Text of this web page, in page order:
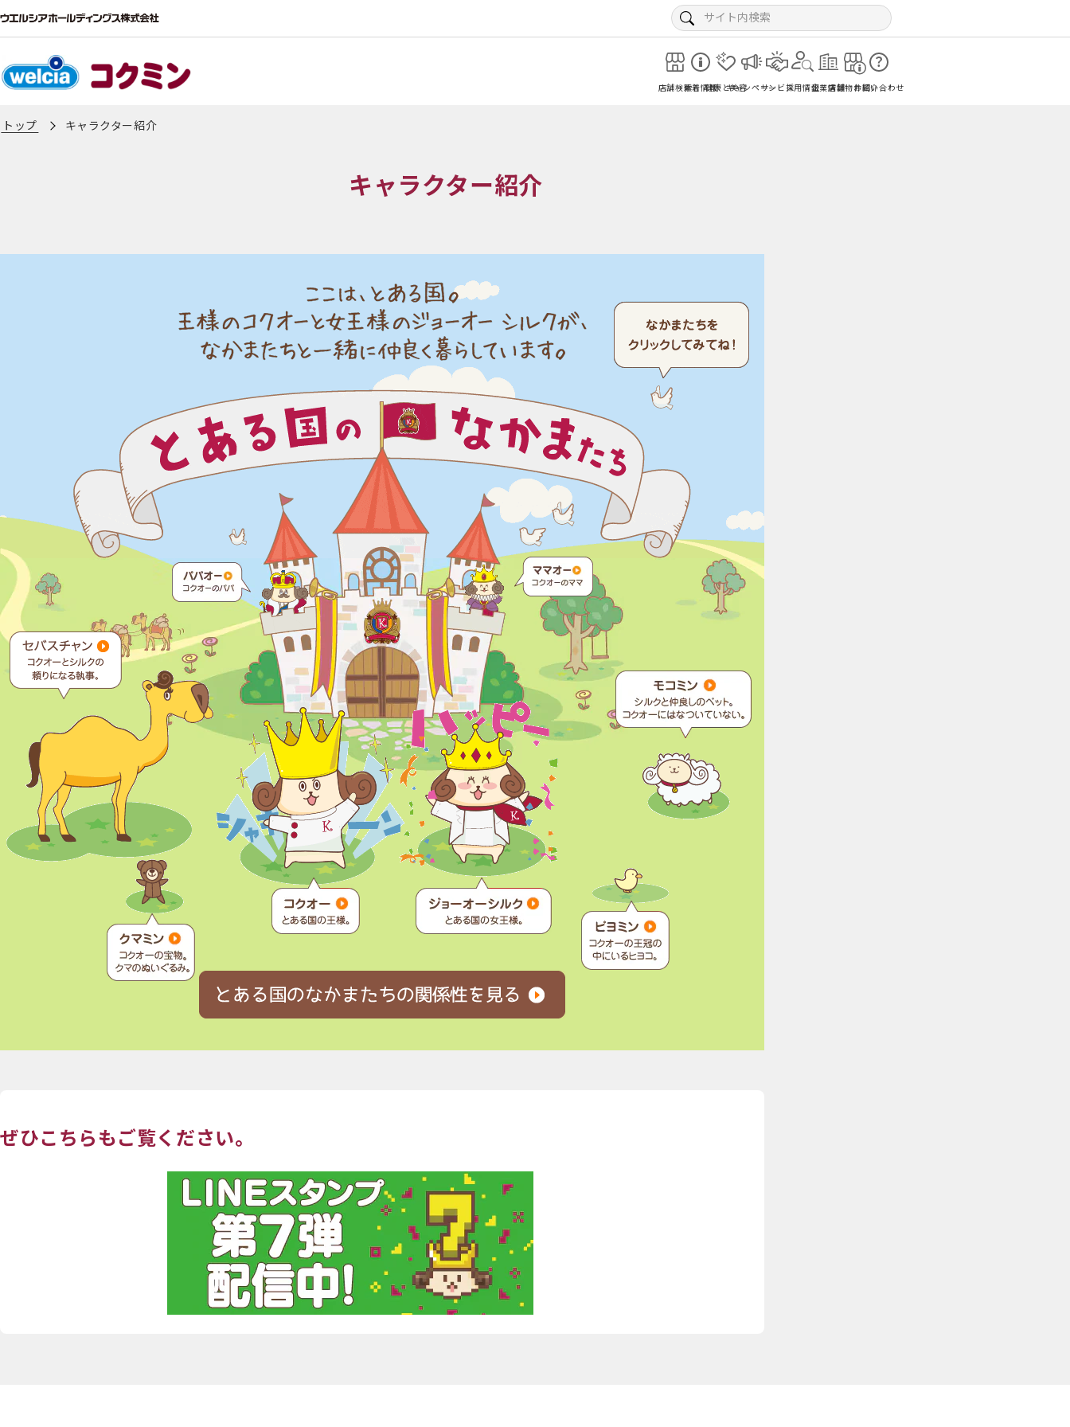
店舗検索新着情報健康と美容キャンペーンサービス採用情報企業情報店舗物件紹介お問い合わせ
トップ キャラクター紹介
キャラクター紹介
ぜひこちらもご覧ください。